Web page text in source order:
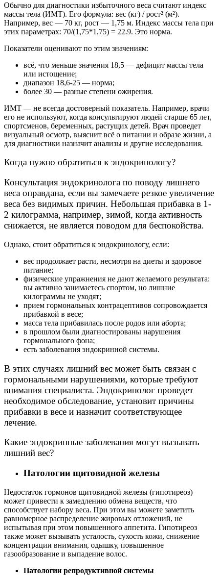
Обычно для диагностики избыточного веса считают индекс
массы тела (ИМТ). Его формула: вес (кг) / рост² (м²).
Например, вес — 70 кг, рост — 1,75 м. Индекс массы тела при
этих параметрах: 70/(1,75*1,75) = 22.9. Это норма.
Показатели оценивают по этим значениям:
всё, что меньше значения 18,5 — дефицит массы тела
или истощение;
диапазон 18,6-25 — норма;
более 30 — разные степени ожирения.
ИМТ — не всегда достоверный показатель. Например, врачи
его не используют, когда консультируют людей старше 65 лет,
спортсменов, беременных, растущих детей. Врач проведет
визуальный осмотр, выяснит всё о питании и образе жизни, а
для диагностики назначит анализы и другие исследования.
Когда нужно обратиться к эндокринологу?
Консультация эндокринолога по поводу лишнего
веса оправдана, если вы замечаете резкое увеличение
веса без видимых причин. Небольшая прибавка в 1-
2 килограмма, например, зимой, когда активность
снижается, не является поводом для беспокойства.
Однако, стоит обратиться к эндокринологу, если:
вес продолжает расти, несмотря на диеты и здоровое
питание;
физические упражнения не дают желаемого результата:
вы активно занимаетесь спортом, но лишние
килограммы не уходят;
прием гормональных контрацептивов сопровождается
прибавкой в весе;
масса тела прибавилась после родов или аборта;
в прошлом были диагностированы нарушения
гормонального фона;
есть заболевания эндокринной системы.
В этих случаях лишний вес может быть связан с
гормональными нарушениями, которые требуют
внимания специалиста. Эндокринолог проведет
необходимое обследование, установит причины
прибавки в весе и назначит соответствующее
лечение.
Какие эндокринные заболевания могут вызывать
лишний вес?
Патологии щитовидной железы
Недостаток гормонов щитовидной железы (гипотиреоз)
может привести к замедлению обмена веществ, что
способствует набору веса. При этом вы можете заметить
равномерное распределение жировых отложений, не
испытывая при этом повышенного аппетита. Гипотиреоз
также может вызывать усталость, сухость кожи, снижение
концентрации внимания, одышку, повышенное
газообразование и выпадение волос.
Патологии репродуктивной системы